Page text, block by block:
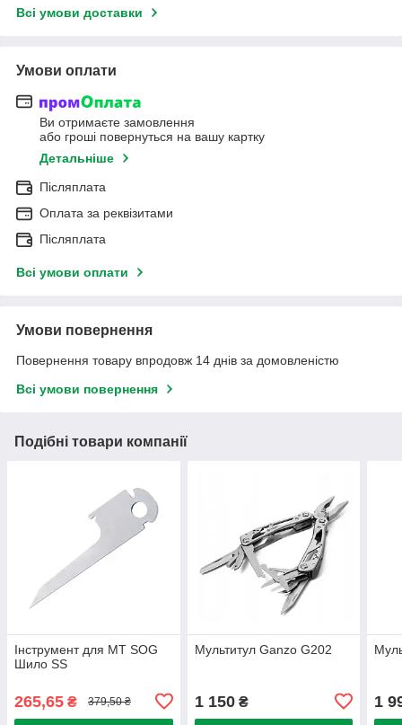
Всі умови доставки
Умови оплати
Ви отримаєте замовлення
або гроші повернуться на вашу картку
Детальніше
Післяплата
Оплата за реквізитами
Післяплата
Всі умови оплати
Умови повернення
Повернення товару впродовж 14 днів за домовленістю
Всі умови повернення
Подібні товари компанії
Інструмент для МТ SOG
Шило SS
265,65 ₴ 379,50 ₴
Мультитул Ganzo G202
1 150₴ 1